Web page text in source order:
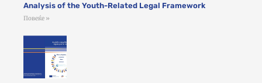
Analysis of the Youth-Related Legal Framework
Повеќе »